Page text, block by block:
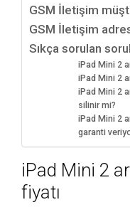
GSM İletişim
GSM İletişim
Sıkça sorulan
iPad Mini 2
iPad Mini 2
iPad Mini 2
silinir mi?
iPad Mini 2
garanti
iPad Mini 2
fiyatı